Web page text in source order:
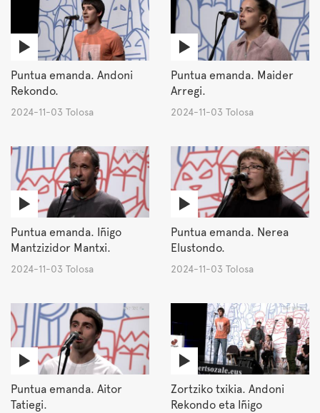
Puntua emanda. Andoni
Rekondo.
2024-11-03 Tolosa
Puntua emanda. Maider
Arregi.
2024-11-03 Tolosa
Puntua emanda. Iñigo
Mantzizidor Mantxi.
2024-11-03 Tolosa
Puntua emanda. Nerea
Elustondo.
2024-11-03 Tolosa
Puntua emanda. Aitor
Tatiegi.
Zortziko txikia. Andoni
Rekondo eta Iñigo